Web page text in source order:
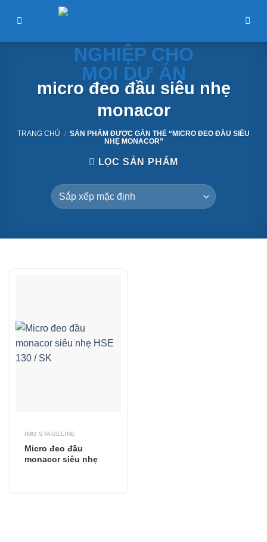
micro đeo đầu siêu nhẹ
monacor
TRANG CHỦ / SẢN PHẨM ĐƯỢC GẮN THẺ “MICRO ĐEO ĐẦU SIÊU
NHẸ MONACOR”
LỌC SẢN PHẨM
IMG STAGELINE
Micro đeo đầu
monacor siêu nhẹ